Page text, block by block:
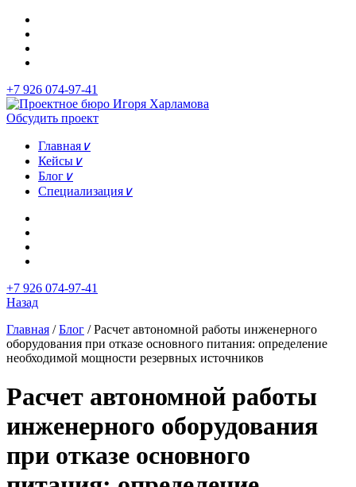
+7 926 074-97-41
Обсудить проект
Главная ∨
Кейсы ∨
Блог ∨
Специализация ∨
+7 926 074-97-41
Назад
Главная /Блог /Расчет автономной работы инженерного
оборудования при отказе основного питания: определение
необходимой мощности резервных источников
Расчет автономной работы
инженерного оборудования
при отказе основного